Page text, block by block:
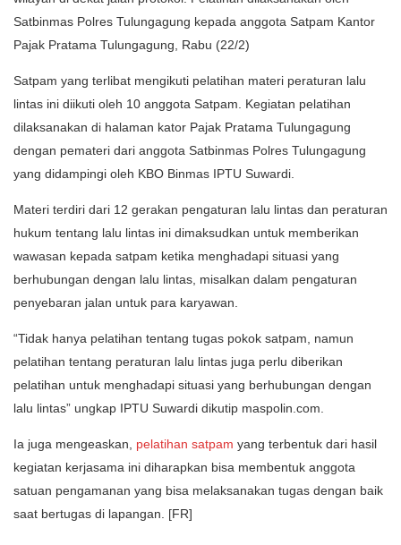
Satbinmas Polres Tulungagung kepada anggota Satpam Kantor
Pajak Pratama Tulungagung, Rabu (22/2)
Satpam yang terlibat mengikuti pelatihan materi peraturan lalu
lintas ini diikuti oleh 10 anggota Satpam. Kegiatan pelatihan
dilaksanakan di halaman kator Pajak Pratama Tulungagung
dengan pemateri dari anggota Satbinmas Polres Tulungagung
yang didampingi oleh KBO Binmas IPTU Suwardi.
Materi terdiri dari 12 gerakan pengaturan lalu lintas dan peraturan
hukum tentang lalu lintas ini dimaksudkan untuk memberikan
wawasan kepada satpam ketika menghadapi situasi yang
berhubungan dengan lalu lintas, misalkan dalam pengaturan
penyebaran jalan untuk para karyawan.
“Tidak hanya pelatihan tentang tugas pokok satpam, namun
pelatihan tentang peraturan lalu lintas juga perlu diberikan
pelatihan untuk menghadapi situasi yang berhubungan dengan
lalu lintas” ungkap IPTU Suwardi dikutip maspolin.com.
Ia juga mengeaskan, pelatihan satpam yang terbentuk dari hasil
kegiatan kerjasama ini diharapkan bisa membentuk anggota
satuan pengamanan yang bisa melaksanakan tugas dengan baik
saat bertugas di lapangan. [FR]